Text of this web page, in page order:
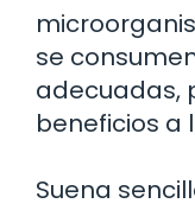
se
adecuadas,
beneficios a
Suena